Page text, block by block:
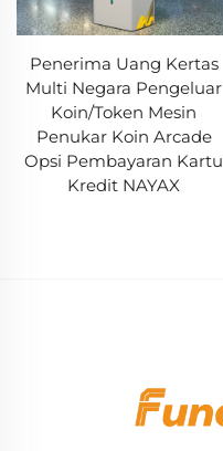
Penerima Uang Kertas
Multi Negara Pengeluar
Koin/Token Mesin
Penukar Koin Arcade
Opsi Pembayaran Kartu
Kredit NAYAX